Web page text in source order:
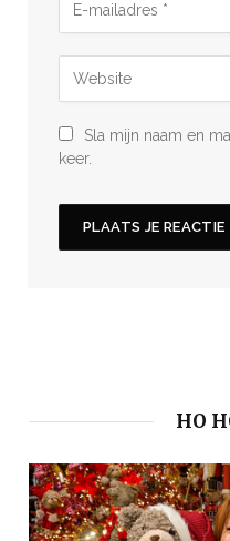
Sla mijn naam en
keer.
HO